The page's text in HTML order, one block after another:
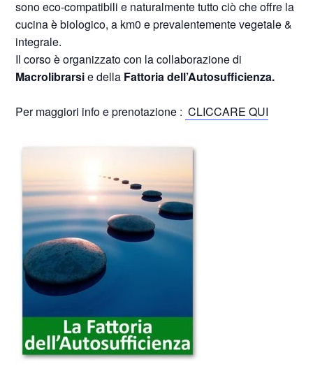
sono eco-compatibili e naturalmente tutto ciò che offre la
cucina è biologico, a km0 e prevalentemente vegetale &
integrale.
Il corso è organizzato con la collaborazione di
Macrolibrarsie della Fattoria dell’Autosufficienza.
Per maggiori info e prenotazione : CLICCARE QUI